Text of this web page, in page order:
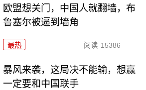
欧盟想关门，中国人就翻墙，布
鲁塞尔被逼到墙角
最热 阅读 15386
暴风来袭，这局决不能输，想赢
一定要和中国联手